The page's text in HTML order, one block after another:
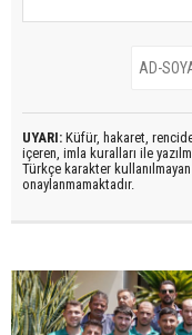
UYARI: Küfür, hakaret,
içeren, imla kuralları ile
Türkçe karakter
onaylanmamaktadır.